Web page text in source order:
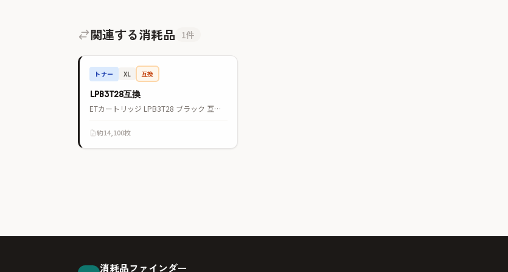
関連する消耗品 1件
トナー XL 互換
LPB3T28互換
ETカートリッジ LPB3T28 ブラック 互換品
約14,100枚
消耗品ファインダー